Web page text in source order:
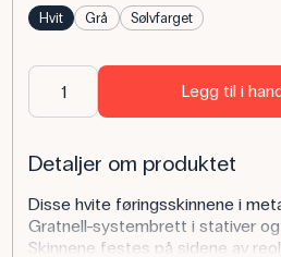
Hvit Grå Sølvfarget
Legg til i
Detaljer om produktet
Disse hvite føringsskinnene i
Gratnell-systembrett i stativer
Skinnene festes på sidene av